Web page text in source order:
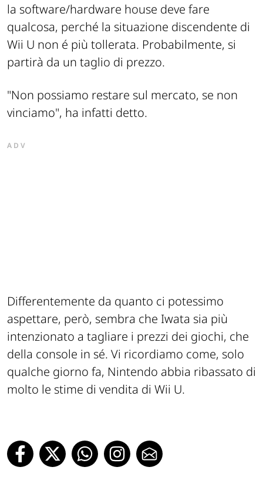
la software/hardware house deve fare
qualcosa, perché la situazione discendente di
Wii U non é più tollerata. Probabilmente, si
partirà da un taglio di prezzo.
"Non possiamo restare sul mercato, se non
vinciamo", ha infatti detto.
ADV
Differentemente da quanto ci potessimo
aspettare, però, sembra che Iwata sia più
intenzionato a tagliare i prezzi dei giochi, che
della console in sé. Vi ricordiamo come, solo
qualche giorno fa, Nintendo abbia ribassato di
molto le stime di vendita di Wii U.